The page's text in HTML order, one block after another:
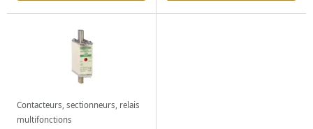
Contacteurs, sectionneurs, relais
multifonctions